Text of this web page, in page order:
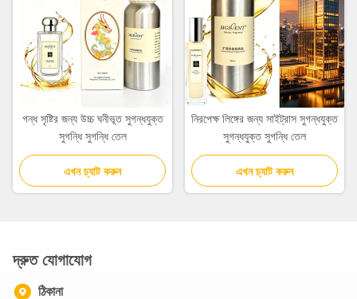
গন্ধ সৃষ্টির জন্য উচ্চ ঘনীভূত সুগন্ধযুক্ত
সুগন্ধি সুগন্ধি তেল
এখন চ্যাট করুন
নিরপেক্ষ লিঙ্গের জন্য সাইট্রাস সুগন্ধযুক্ত
সুগন্ধযুক্ত সুগন্ধি তেল
এখন চ্যাট করুন
দ্রুত যোগাযোগ
ঠিকানা